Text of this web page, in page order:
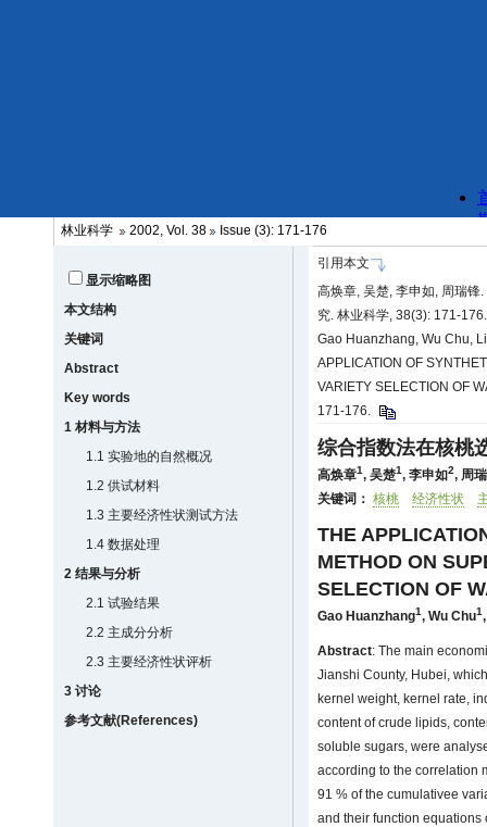
林业科学 2002, Vol. 38 Issue (3): 171-176
显示缩略图
本文结构
关键词
Abstract
Key words
1 材料与方法
1.1 实验地的自然概况
1.2 供试材料
1.3 主要经济性状测试方法
1.4 数据处理
2 结果与分析
2.1 试验结果
2.2 主成分分析
2.3 主要经济性状评析
3 讨论
参考文献(References)
引用本文
高焕章, 吴楚, 李申如, 周瑞
究. 林业科学, 38(3): 171-
Gao Huanzhang, Wu Chu,
APPLICATION OF
VARIETY SELECTION OF
171-176.
综合指数法在核桃
高焕章1, 吴楚1, 李申如2, 周
关键词： 核桃 经济性状
THE
METHOD ON
SELECTION OF
Gao Huanzhang1, Wu Chu1
Abstract: The main
Jianshi County, Hubei,
kernel weight, kernel rate,
content of crude lipids,
soluble sugars, were
according to the correlation
91 % of the cumulativee
and their function equations